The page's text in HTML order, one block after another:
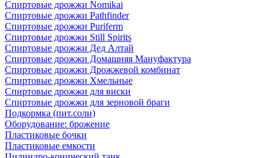
Спиртовые дрожжи Nomikai
Спиртовые дрожжи Pathfinder
Спиртовые дрожжи Puriferm
Спиртовые дрожжи Still Spirits
Спиртовые дрожжи Дед Алтай
Спиртовые дрожжи Домашняя Мануфактура
Спиртовые дрожжи Дрожжевой комбинат
Спиртовые дрожжи Хмельные
Спиртовые дрожжи для виски
Спиртовые дрожжи для зерновой браги
Подкормка (пит.соли)
Оборудование: брожение
Пластиковые бочки
Пластиковые емкости